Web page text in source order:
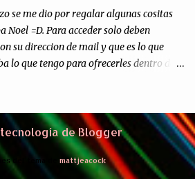
se me dio por regalar algunas cositas
Noel =D. Para acceder solo deben
su direccion de mail y que es lo que
lo que tengo para ofrecerles dentro de
AMT Desarrollos * 7 Invitaciones para
son muchas las que estan dando vueltas,
Subtes y Algo Mas : La forma más
la Ciudad de Buenos Aires Sabias que
tecnología de Blogger
del tema de mattjeacock